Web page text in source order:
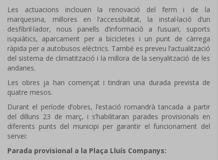
Les actuacions inclouen la renovació del ferm i de la
marquesina, millores en l’accessibilitat, la instal·lació d’un
desfibril·lador, nous panells d’informació a l’usuari, suports
isquiàtics, aparcament per a bicicletes i un punt de càrrega
ràpida per a autobusos elèctrics. També es preveu l’actualització
del sistema de climatització i la millora de la senyalització de les
andanes.
Les obres ja han començat i tindran una durada prevista de
quatre mesos.
Durant el període d’obres, l’estació romandrà tancada a partir
del dilluns 23 de març, i s’habilitaran parades provisionals en
diferents punts del municipi per garantir el funcionament del
servei:
Parada provisional a la Plaça Lluís Companys: